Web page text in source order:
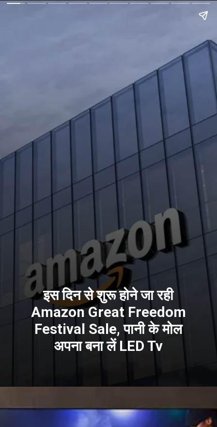
इस दिन से शुरू होने जा रही
Amazon Great Freedom
Festival Sale, पानी के मोल
अपना बना लें LED Tv